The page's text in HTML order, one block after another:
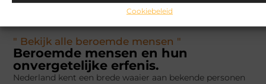
Cookiebeleid
" Bekijk alle beroemde mensen "
Beroemde mensen en hun
onvergetelijke erfenis.
Nederland kent een brede waaier aan bekende personen